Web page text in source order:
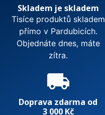
Skladem je skladem
Tisíce produktů skladem
přímo v Pardubicích.
Objednáte dnes, máte
zítra.
local_shipping
Doprava zdarma od
3 000 Kč